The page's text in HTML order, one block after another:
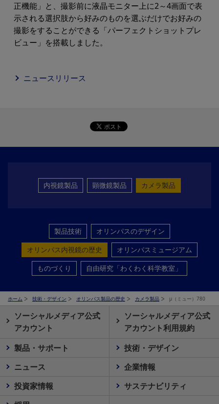
正機能」と、撮影前に液晶モニター上に2～4画面で表
示される選択肢から好みのものを選ぶだけでお好みの
撮影をすることができる「パーフェクトショットプレ
ビュー」を搭載しました。
ニュースリリース
内視鏡製品 顕微鏡製品 カメラ製品
製品技術
オリンパスのデザイン
オリンパス内視鏡の歴史
オリンパスミュージアム
ものづくり
自由研究「わくわく科学教室」
ホーム 技術・デザイン オリンパス製品の歴史 カメラ製品 μ（ミュー）780
ソーシャルメディア公式
アカウント
ソーシャルメディア公式
アカウント利用規約
製品・サポート
技術・デザイン
ニュース
企業情報
投資家情報
サステナビリティ